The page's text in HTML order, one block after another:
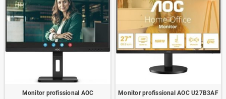
Monitor profissional AOC
Monitor profissional AOC U27B3AF